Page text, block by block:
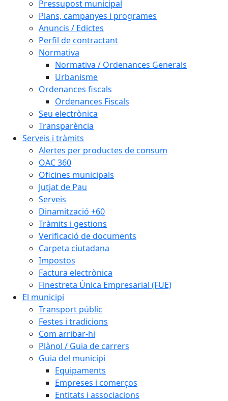
Pressupost municipal
Plans, campanyes i programes
Anuncis / Edictes
Perfil de contractant
Normativa
Normativa / Ordenances Generals
Urbanisme
Ordenances fiscals
Ordenances Fiscals
Seu electrònica
Transparència
Serveis i tràmits
Alertes per productes de consum
OAC 360
Oficines municipals
Jutjat de Pau
Serveis
Dinamització +60
Tràmits i gestions
Verificació de documents
Carpeta ciutadana
Impostos
Factura electrònica
Finestreta Única Empresarial (FUE)
El municipi
Transport públic
Festes i tradicions
Com arribar-hi
Plànol / Guia de carrers
Guia del municipi
Equipaments
Empreses i comerços
Entitats i associacions